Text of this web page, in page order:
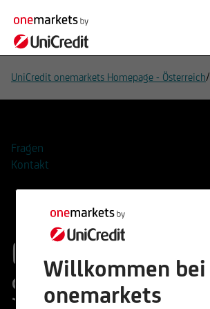
UniCredit onemarkets Homepage - Österreich/
Fragen
Kontakt
Ethik Vorsorge
Strategy Index
Willkommen bei
onemarkets